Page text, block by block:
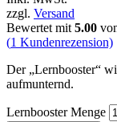
zzgl. Versand
Bewertet mit 5.00
(1 Kundenrezension)
Der „Lernbooster“
aufmunternd.
Lernbooster Menge